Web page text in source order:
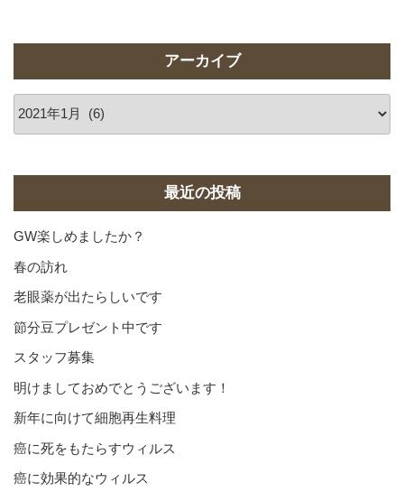
アーカイブ
最近の投稿
GW楽しめましたか？
春の訪れ
老眼薬が出たらしいです
節分豆プレゼント中です
スタッフ募集
明けましておめでとうございます！
新年に向けて細胞再生料理
癌に死をもたらすウィルス
癌に効果的なウィルス